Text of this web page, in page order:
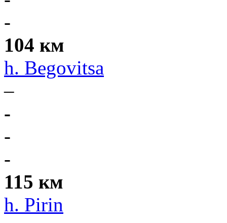
-
104 км
h. Begovitsa
–
-
-
-
115 км
h. Pirin